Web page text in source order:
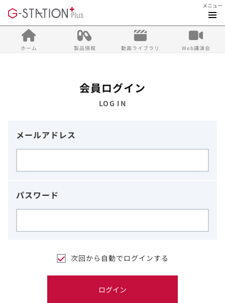
メニュー
ホーム 製品情報 動画ライブラリ Web講演会
会員ログイン
LOG IN
メールアドレス
パスワード
次回から自動でログインする
ログイン